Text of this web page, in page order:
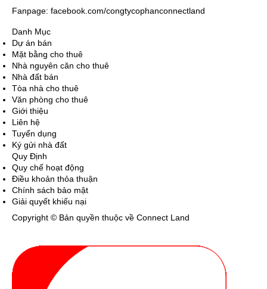
Fanpage: facebook.com/congtycophanconnectland
Danh Mục
Dự án bán
Mặt bằng cho thuê
Nhà nguyên căn cho thuê
Nhà đất bán
Tòa nhà cho thuê
Văn phòng cho thuê
Giới thiệu
Liên hệ
Tuyển dụng
Ký gửi nhà đất
Quy Định
Quy chế hoạt động
Điều khoản thỏa thuận
Chính sách bảo mật
Giải quyết khiếu nại
Copyright © Bản quyền thuộc về Connect Land